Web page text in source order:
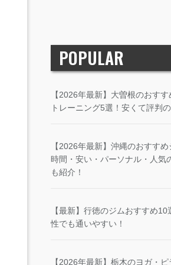
POPULAR
【2026年最新】大曽根のおす
トレーニング5選！安くて評判
【2026年最新】沖縄のおすす
時間・安い・パーソナル・人気
も紹介！
【最新】行徳のジムおすすめ
性でも通いやすい！
【2026年最新】栃木のヨガ・